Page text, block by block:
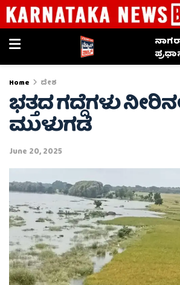
Home ದೇಶ
ಭತ್ತದ ಗದ್ದೆಗಳು
ಮುಳುಗಡೆ
June 20, 2025